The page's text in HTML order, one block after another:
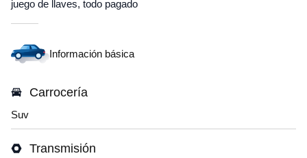
juego de llaves, todo pagado
Información básica
Carrocería
Suv
Transmisión